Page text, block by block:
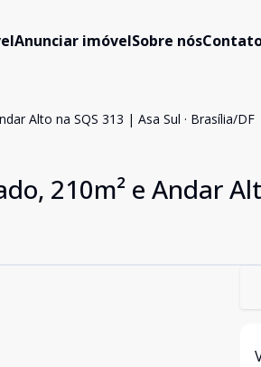
Anunciar imóvelSobre nós
Alto na SQS 313 | Asa Sul · Brasília/DF
210m² e Andar